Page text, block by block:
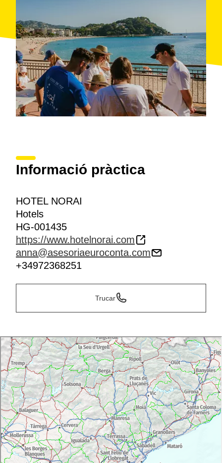
Informació pràctica
HOTEL NORAI
Hotels
HG-001435
https://www.hotelnorai.com
anna@asesoriaeuroconta.com
+34972368251
Trucar